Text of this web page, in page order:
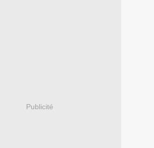
Publicité